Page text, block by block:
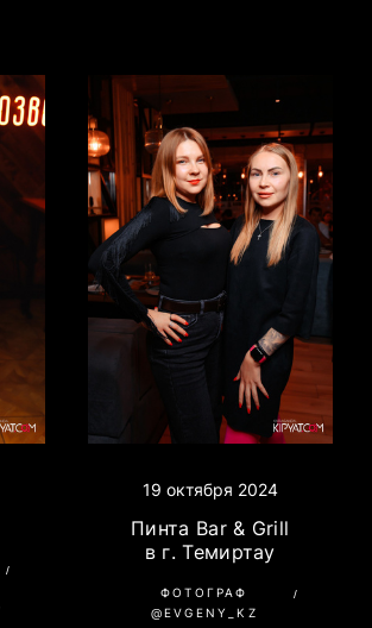
19 октября 2024
Пинта Bar & Grill
в г. Темиртау
ФОТОГРАФ
@EVGENY_KZ